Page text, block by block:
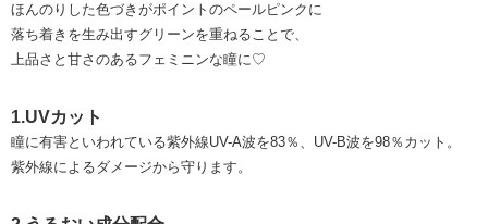
ほんのりした色づきがポイントのペールピンクに
落ち着きを生み出すグリーンを重ねることで、
上品さと甘さのあるフェミニンな瞳に♡
1.UVカット
瞳に有害といわれている紫外線UV-A波を83％、UV-B波を98％カット。
紫外線によるダメージから守ります。